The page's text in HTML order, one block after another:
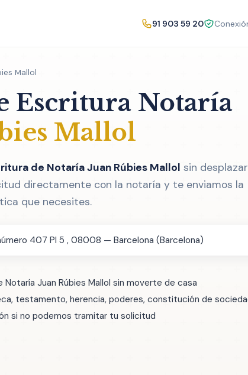
91 903 59 20
Mallol
Escritura Notaría
Mallol
de Notaría Juan Rúbies Mallol sin
directamente con la notaría y te enviamos la
que necesites.
407 Pl 5 , 08008 — Barcelona (Barcelona)
Juan Rúbies Mallol sin moverte de casa
testamento, herencia, poderes, constitución de
si no podemos tramitar tu solicitud